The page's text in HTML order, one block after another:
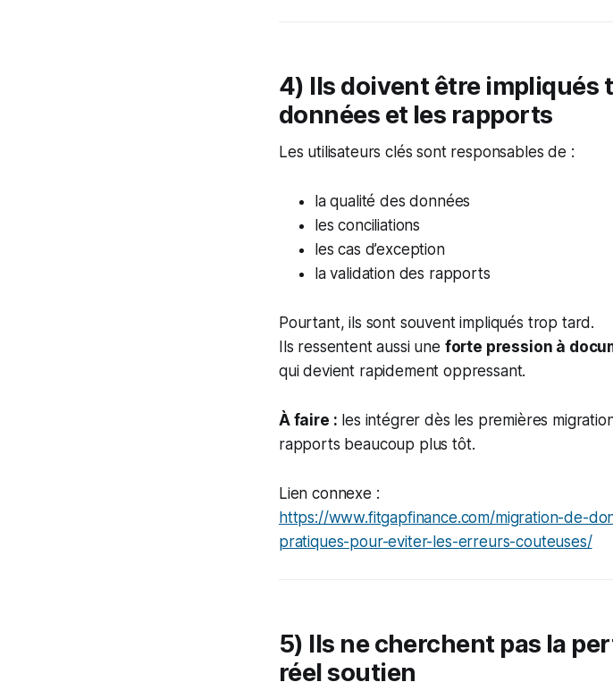
4) Ils doivent être impliqués
données et les rapports
Les utilisateurs clés sont responsables de :
la qualité des données
les conciliations
les cas d’exception
la validation des rapports
Pourtant, ils sont souvent impliqués trop tard.
Ils ressentent aussi une forte pression à
qui devient rapidement oppressant.
À faire : les intégrer dès les premières
rapports beaucoup plus tôt.
Lien connexe :
https://www.fitgapfinance.com/migration-de-
pratiques-pour-eviter-les-erreurs-couteuses/
5) Ils ne cherchent pas la
réel soutien